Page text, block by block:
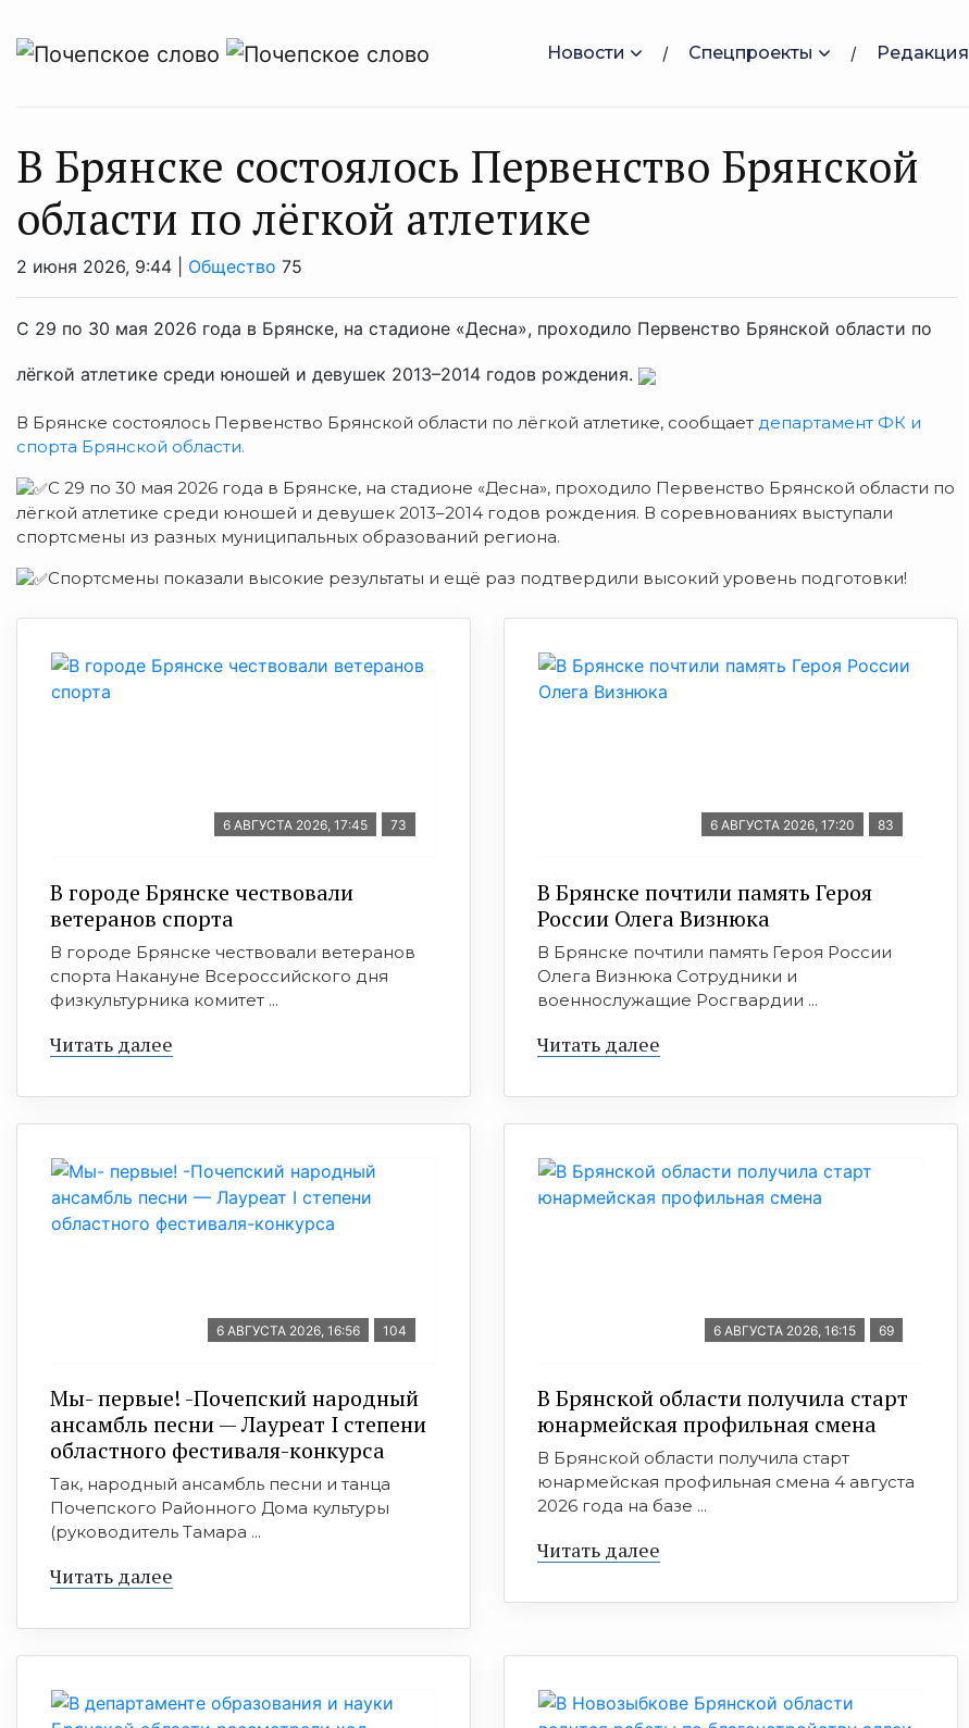
Новости Спецпроекты Редакция
В Брянске состоялось Первенство Брянской
области по лёгкой атлетике
2 июня 2026, 9:44 | Общество 75
С 29 по 30 мая 2026 года в Брянске, на стадионе «Десна», проходило Первенство Брянской области по
лёгкой атлетике среди юношей и девушек 2013–2014 годов рождения.
В Брянске состоялось Первенство Брянской области по лёгкой атлетике, сообщает департамент ФК и
спорта Брянской области.
С 29 по 30 мая 2026 года в Брянске, на стадионе «Десна», проходило Первенство Брянской области по
лёгкой атлетике среди юношей и девушек 2013–2014 годов рождения. В соревнованиях выступали
спортсмены из разных муниципальных образований региона.
Спортсмены показали высокие результаты и ещё раз подтвердили высокий уровень подготовки!
6 АВГУСТА 2026, 17:45 73
В городе Брянске чествовали
ветеранов спорта
В городе Брянске чествовали ветеранов
спорта Накануне Всероссийского дня
физкультурника комитет ...
Читать далее
6 АВГУСТА 2026, 17:20 83
В Брянске почтили память Героя
России Олега Визнюка
В Брянске почтили память Героя России
Олега Визнюка Сотрудники и
военнослужащие Росгвардии ...
Читать далее
6 АВГУСТА 2026, 16:56 104
Мы- первые! -Почепский народный
ансамбль песни — Лауреат I степени
областного фестиваля-конкурса
Так, народный ансамбль песни и танца
Почепского Районного Дома культуры
(руководитель Тамара ...
Читать далее
6 АВГУСТА 2026, 16:15 69
В Брянской области получила старт
юнармейская профильная смена
В Брянской области получила старт
юнармейская профильная смена 4 августа
2026 года на базе ...
Читать далее